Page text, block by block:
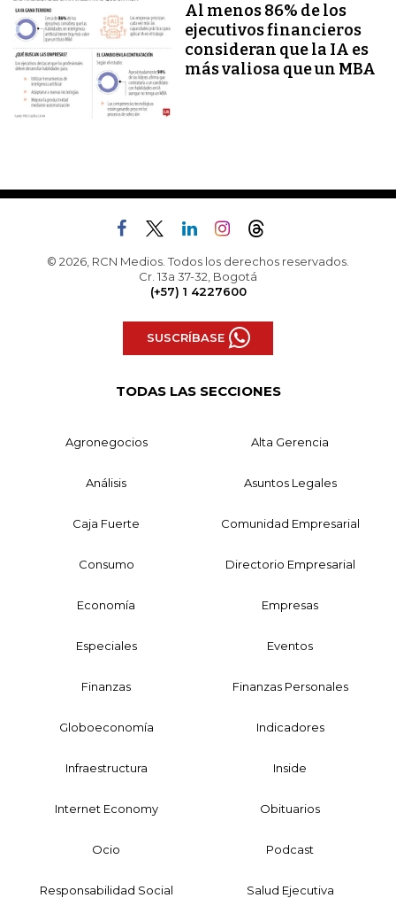
Al menos 86% de los
ejecutivos financieros
consideran que la IA es
más valiosa que un MBA
© 2026, RCN Medios. Todos los derechos reservados.
Cr. 13a 37-32, Bogotá
(+57) 1 4227600
SUSCRÍBASE
TODAS LAS SECCIONES
Agronegocios Alta Gerencia
Análisis Asuntos Legales
Caja Fuerte Comunidad Empresarial
Consumo Directorio Empresarial
Economía Empresas
Especiales Eventos
Finanzas Finanzas Personales
Globoeconomía Indicadores
Infraestructura Inside
Internet Economy Obituarios
Ocio Podcast
Responsabilidad Social Salud Ejecutiva